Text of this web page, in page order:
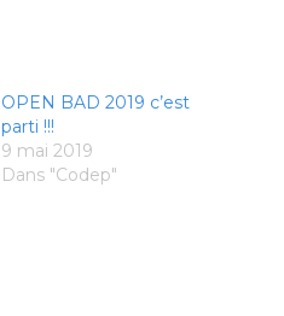
OPEN BAD 2019 c’est
parti !!!
9 mai 2019
Dans "Codep"